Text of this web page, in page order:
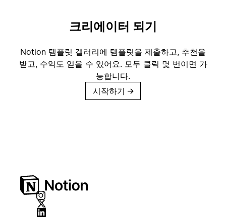
크리에이터 되기
Notion 템플릿 갤러리에 템플릿을 제출하고, 추천을
받고, 수익도 얻을 수 있어요. 모두 클릭 몇 번이면 가
능합니다.
시작하기 →